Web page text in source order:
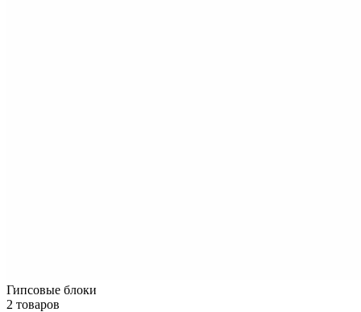
Гипсовые блоки
2 товаров